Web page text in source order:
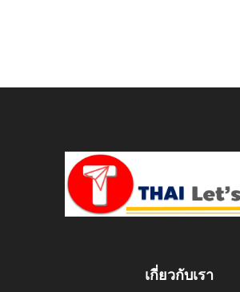
เกี่ยวกับเรา